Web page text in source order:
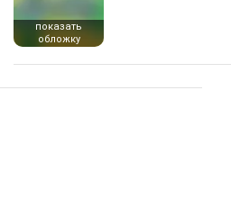
показать
обложку